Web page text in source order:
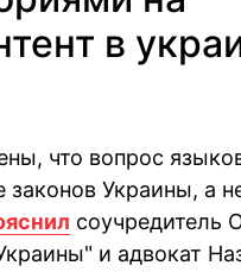
в
что вопрос
Украины, а
соучредитель
и адвокат